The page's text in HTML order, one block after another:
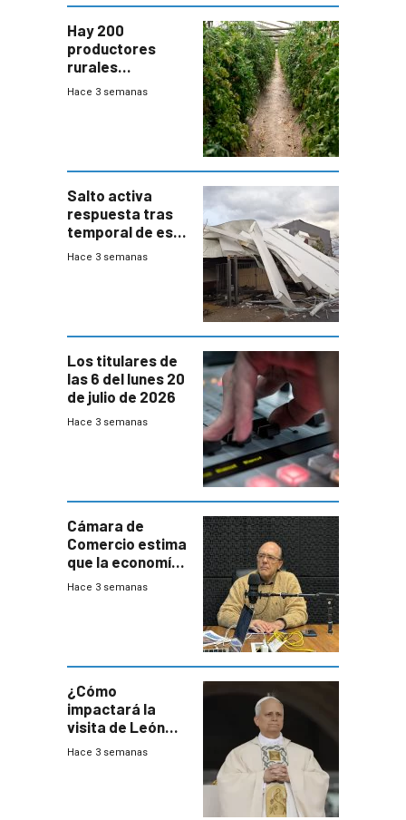
Hay 200
productores
rurales
afectados tras
Hace 3 semanas
Salto activa
respuesta tras
temporal de este
sábado con
Hace 3 semanas
Los titulares de
las 6 del lunes 20
de julio de 2026
Hace 3 semanas
Cámara de
Comercio estima
que la economía
crecerá 1,6%
Hace 3 semanas
¿Cómo
impactará la
visita de León
XIV a Uruguay?
Hace 3 semanas